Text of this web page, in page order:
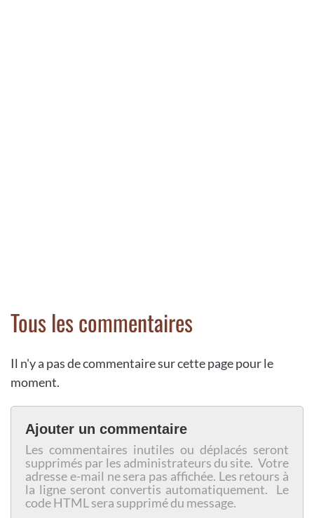
Tous les commentaires
Il n'y a pas de commentaire sur cette page pour le
moment.
Ajouter un commentaire
Les commentaires inutiles ou déplacés seront
supprimés par les administrateurs du site. Votre
adresse e-mail ne sera pas affichée. Les retours à
la ligne seront convertis automatiquement. Le
code HTML sera supprimé du message.